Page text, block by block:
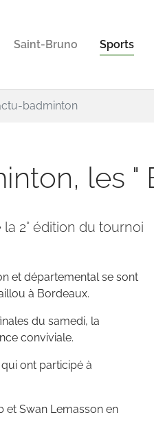
Saint-Bruno Sports
badminton
les "
2° édition du tournoi
et départemental se sont
à Bordeaux.
du samedi, la
conviviale.
ont participé à
et Swan Lemasson en